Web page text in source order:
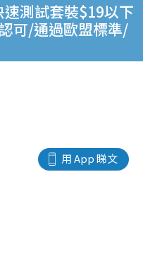
速測試套裝$19以下
可/通過歐盟標準/
用 App 睇文